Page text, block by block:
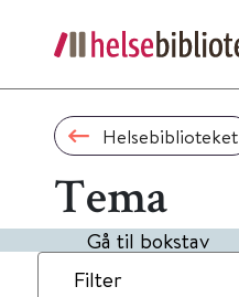
Helsebiblioteket
Tema
Gå til bokstav
Filter